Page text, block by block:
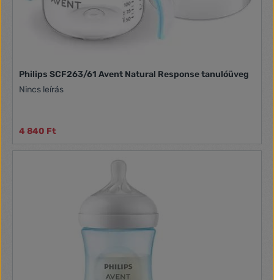
Philips SCF263/61 Avent Natural Response tanulóüveg
Nincs leírás
4 840 Ft